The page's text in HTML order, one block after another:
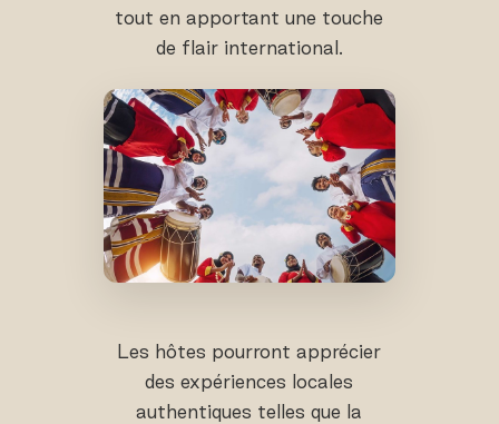
tout en apportant une touche
de flair international.
Les hôtes pourront apprécier
des expériences locales
authentiques telles que la